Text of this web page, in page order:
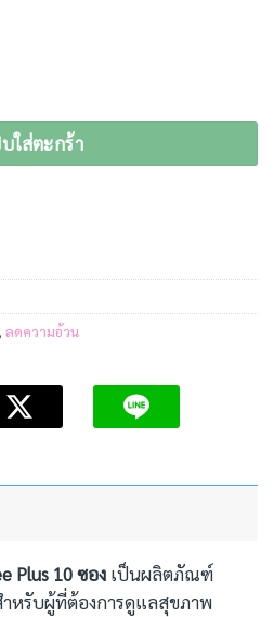
Plus 10 ซอง ชิ้น
ใส่ตะกร้า
, ลดความอ้วน
Plus 10 ซองเป็นผลิตภัณฑ์
ำหรับผู้ที่ต้องการดูแลสุขภาพ